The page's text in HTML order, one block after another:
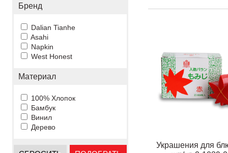
Бренд
Dalian Tianhe
Asahi
Napkin
West Honest
Материал
100% Хлопок
Бамбук
Винил
Дерево
Украшения для